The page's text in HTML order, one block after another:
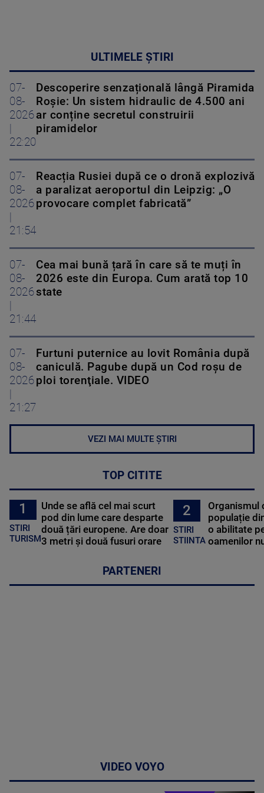
ULTIMELE ȘTIRI
07-
08-
2026
|
22:20
Descoperire senzațională lângă Piramida
Roșie: Un sistem hidraulic de 4.500 ani
ar conține secretul construirii
piramidelor
07-
08-
2026
|
21:54
Reacția Rusiei după ce o dronă explozivă
a paralizat aeroportul din Leipzig: „O
provocare complet fabricată”
07-
08-
2026
|
21:44
Cea mai bună țară în care să te muți în
2026 este din Europa. Cum arată top 10
state
07-
08-
2026
|
21:27
Furtuni puternice au lovit România după
caniculă. Pagube după un Cod roşu de
ploi torenţiale. VIDEO
VEZI MAI MULTE ȘTIRI
TOP CITITE
1
STIRI
TURISM
Unde se află cel mai scurt
pod din lume care desparte
două țări europene. Are doar
3 metri și două fusuri orare
2
STIRI
STIINTA
Organismul
populație
o abilitate
oamenilor
PARTENERI
VIDEO VOYO